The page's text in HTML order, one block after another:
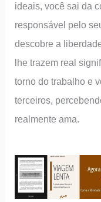
ideais, você sai da
responsável pelo
descobre a
lhe trazem real
torno do trabalho e
terceiros,
realmente ama.